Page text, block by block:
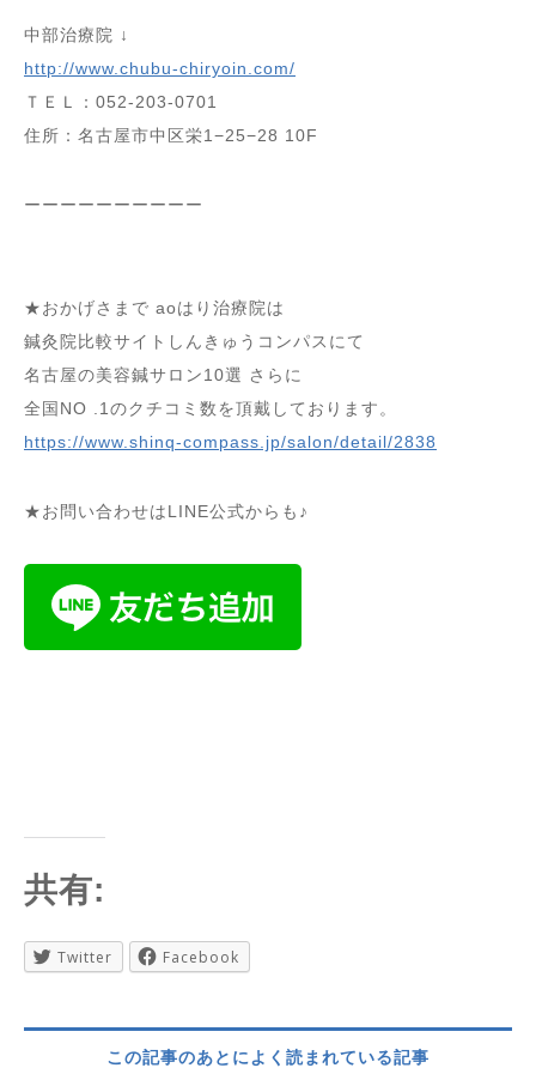
中部治療院 ↓
http://www.chubu-chiryoin.com/
ＴＥＬ：052-203-0701
住所：名古屋市中区栄1−25−28 10F
ーーーーーーーーーー
★おかげさまで aoはり治療院は
鍼灸院比較サイトしんきゅうコンパスにて
名古屋の美容鍼サロン10選 さらに
全国NO .1のクチコミ数を頂戴しております。
https://www.shinq-compass.jp/salon/detail/2838
★お問い合わせはLINE公式からも♪
共有:
Twitter Facebook
この記事のあとによく読まれている記事